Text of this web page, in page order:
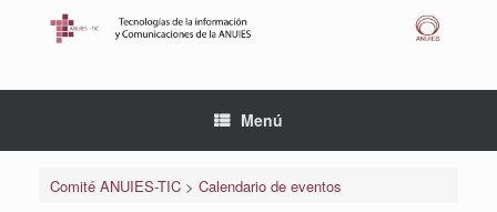
Menú
Comité ANUIES-TIC> Calendario de eventos